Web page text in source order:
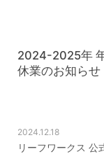
2024-2025年
休業のお知らせ
2024.12.18
リーフワークス 公